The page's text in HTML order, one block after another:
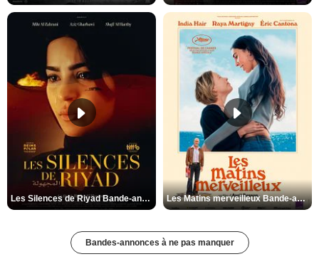
Les Silences de Riyad Bande-annonce VO STFR Les Matins merveilleux Bande-annonce VF
Bandes-annonces à ne pas manquer